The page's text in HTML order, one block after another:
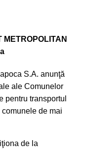
METROPOLITAN
S.A. anunţă
ale Comunelor
pentru transportul
de mai
de la